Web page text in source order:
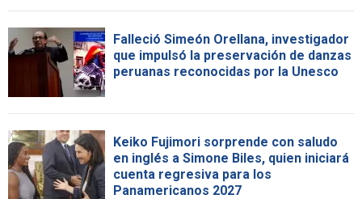
Falleció Simeón Orellana, investigador
que impulsó la preservación de danzas
peruanas reconocidas por la Unesco
Keiko Fujimori sorprende con saludo
en inglés a Simone Biles, quien iniciará
cuenta regresiva para los
Panamericanos 2027